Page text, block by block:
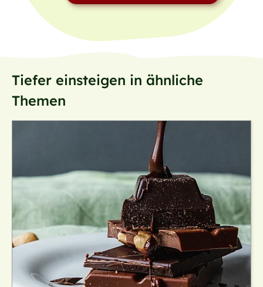
Tiefer einsteigen in ähnliche
Themen